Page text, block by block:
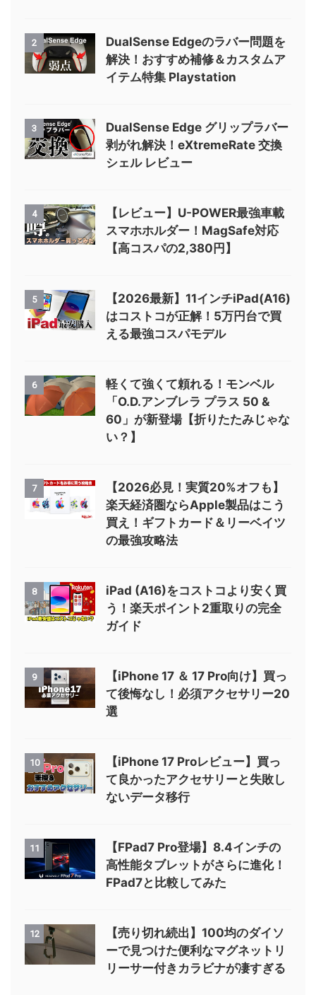
2
DualSense Edgeのラバー問題を
解決！おすすめ補修＆カスタムア
イテム特集 Playstation
3
DualSense Edge グリップラバー
剥がれ解決！eXtremeRate 交換
シェル レビュー
4
【レビュー】U-POWER最強車載
スマホホルダー！MagSafe対応
【高コスパの2,380円】
5
【2026最新】11インチiPad(A16)
はコストコが正解！5万円台で買
える最強コスパモデル
6
軽くて強くて頼れる！モンベル
「O.D.アンブレラ プラス 50 &
60」が新登場【折りたたみじゃな
い？】
7
【2026必見！実質20%オフも】
楽天経済圏ならApple製品はこう
買え！ギフトカード＆リーベイツ
の最強攻略法
8
iPad (A16)をコストコより安く買
う！楽天ポイント2重取りの完全
ガイド
9
【iPhone 17 ＆ 17 Pro向け】買っ
て後悔なし！必須アクセサリー20
選
10
【iPhone 17 Proレビュー】買っ
て良かったアクセサリーと失敗し
ないデータ移行
11
【FPad7 Pro登場】8.4インチの
高性能タブレットがさらに進化！
FPad7と比較してみた
12
【売り切れ続出】100均のダイソ
ーで見つけた便利なマグネットリ
リーサー付きカラビナが凄すぎる